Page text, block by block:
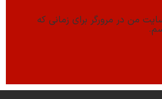
من در مرورگر برای زمانی که